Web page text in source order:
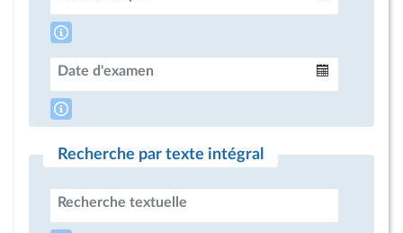
Date d'examen
Recherche par texte intégral
Recherche textuelle